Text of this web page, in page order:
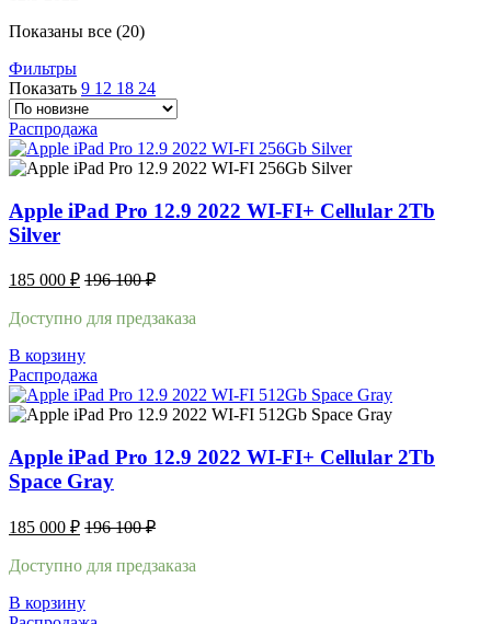
Показаны все (20)
Фильтры
Показать 9 12 18 24
Распродажа
Apple iPad Pro 12.9 2022 WI-FI+ Cellular 2Tb
Silver
185 000 ₽ 196 100₽
Доступно для предзаказа
В корзину
Распродажа
Apple iPad Pro 12.9 2022 WI-FI+ Cellular 2Tb
Space Gray
185 000 ₽ 196 100₽
Доступно для предзаказа
В корзину